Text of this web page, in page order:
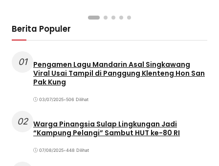
Berita Populer
01
Pengamen Lagu Mandarin Asal Singkawang
Viral Usai Tampil di Panggung Klenteng Hon San
Pak Kung
03/07/2025•506 Dilihat
02 Warga Pinangsia Sulap Lingkungan Jadi
“Kampung Pelangi” Sambut HUT ke-80 RI
07/08/2025•448 Dilihat